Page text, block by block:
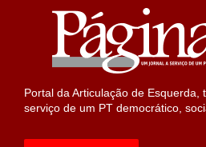
Portal da Articulação de Esquerda,
serviço de um PT democrático,